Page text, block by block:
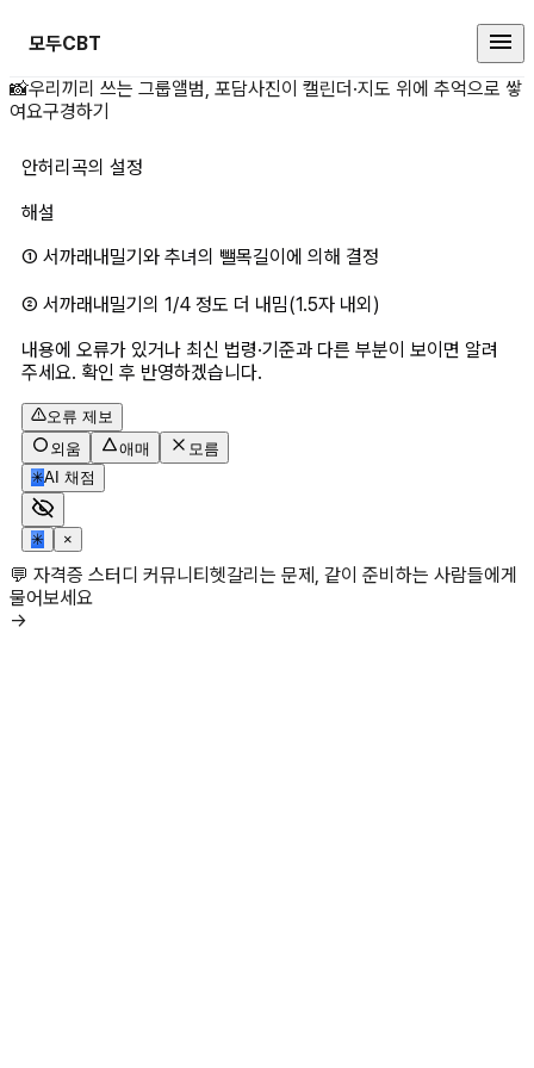
모두CBT
안허리곡의 설정 상세 페이지
📸우리끼리 쓰는 그룹앨범, 포담사진이 캘린더·지도 위에 추억으로 쌓
여요구경하기
안허리곡의 설정
해설
① 서까래내밀기와 추녀의 뺄목길이에 의해 결정
② 서까래내밀기의 1/4 정도 더 내밈(1.5자 내외)
내용에 오류가 있거나 최신 법령·기준과 다른 부분이 보이면 알려
주세요. 확인 후 반영하겠습니다.
오류 제보
외움
애매
모름
✳AI 채점
✳ ×
💬 자격증 스터디 커뮤니티헷갈리는 문제, 같이 준비하는 사람들에게
물어보세요
→